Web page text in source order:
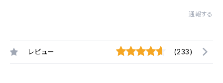
通報する
レビュー (233)